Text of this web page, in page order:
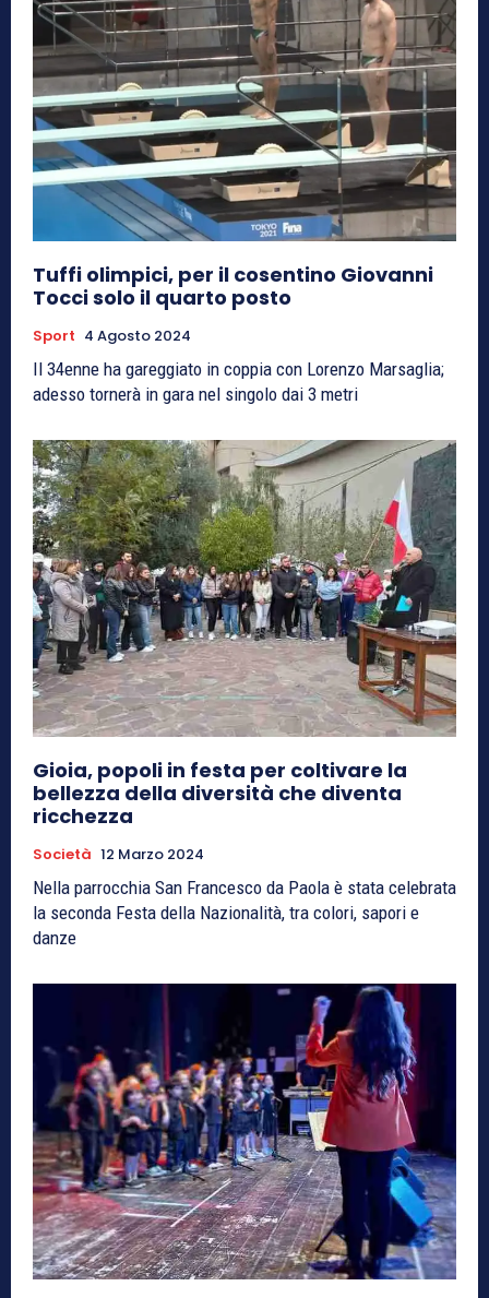
Tuffi olimpici, per il cosentino Giovanni
Tocci solo il quarto posto
Sport 4 Agosto 2024
Il 34enne ha gareggiato in coppia con Lorenzo Marsaglia;
adesso tornerà in gara nel singolo dai 3 metri
Gioia, popoli in festa per coltivare la
bellezza della diversità che diventa
ricchezza
Società 12 Marzo 2024
Nella parrocchia San Francesco da Paola è stata celebrata
la seconda Festa della Nazionalità, tra colori, sapori e
danze